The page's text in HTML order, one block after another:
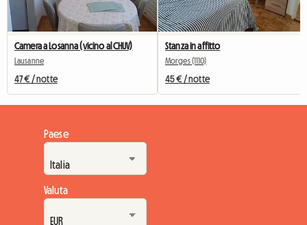
Camera a Losanna (vicino al CHUV)
Lausanne
47 € / notte
Stanza in affitto
Morges (1110)
45 € / notte
Paese
Valuta